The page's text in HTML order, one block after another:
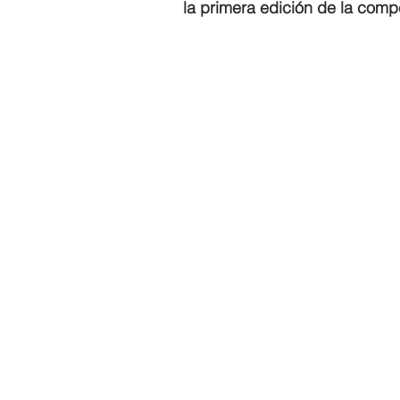
la primera edición de la